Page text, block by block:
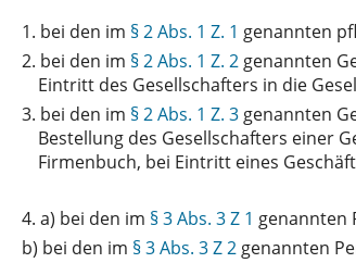
1. bei den im § 2 Abs. 1 Z. 1 genannten
2. bei den im § 2 Abs. 1 Z. 2 genannten
Eintritt des Gesellschafters in die
3. bei den im § 2 Abs. 1 Z. 3 genannten
Bestellung des Gesellschafters einer
Firmenbuch, bei Eintritt eines
4. a) bei den im § 3 Abs. 3 Z 1 genannten
b) bei den im § 3 Abs. 3 Z 2 genannten